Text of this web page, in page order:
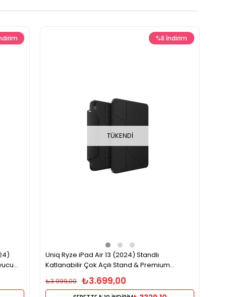
TÜKENDI
Uniq Ryze iPad Air 13 (2024) Standlı
Katlanabilir Çok Açılı Stand & Premium
Koruma Tablet Kılıfı – Siyah
₺3.699,00
₺3.999,00
%8 İndirim